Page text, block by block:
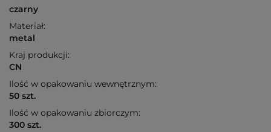
czarny
Materiał:
metal
Kraj produkcji:
CN
Ilość w opakowaniu wewnętrznym:
50 szt.
Ilość w opakowaniu zbiorczym:
300 szt.